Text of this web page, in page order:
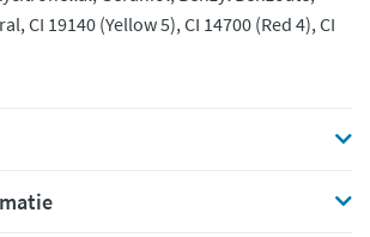
CI 19140 (Yellow 5), CI 14700 (Red 4), CI